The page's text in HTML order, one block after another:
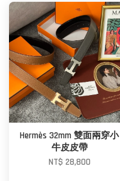
Hermès 32mm 雙面兩穿小
牛皮皮帶
NT$ 28,800